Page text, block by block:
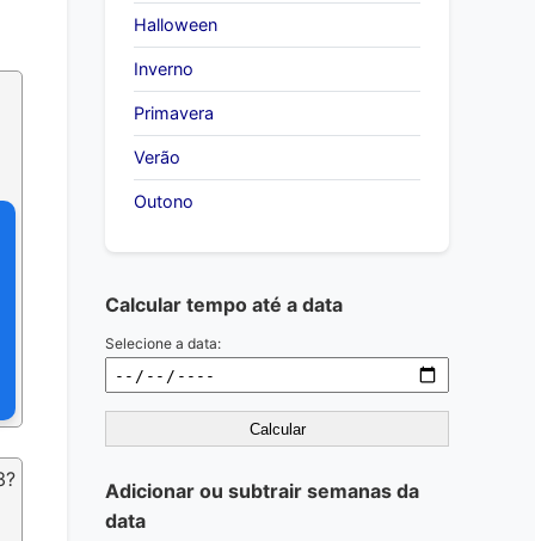
Halloween
Inverno
Primavera
Verão
Outono
Calcular tempo até a data
Selecione a data:
Calcular
Adicionar ou subtrair semanas da
data